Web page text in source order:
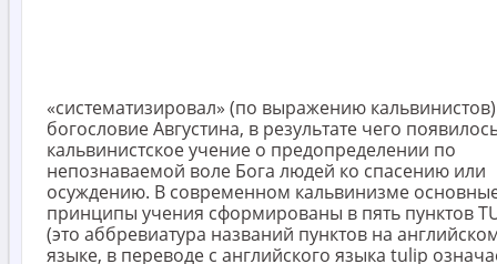
«систематизировал» (по выражению кальвинистов)
богословие Августина, в результате чего
кальвинистское учение о предопределении по
непознаваемой воле Бога людей ко спасению или
осуждению. В современном кальвинизме
принципы учения сформированы в пять пунктов
(это аббревиатура названий пунктов на
языке, в переводе с английского языка tulip